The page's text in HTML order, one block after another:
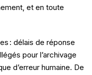
et en toute
: délais de réponse
pour l’archivage
d’erreur humaine. De